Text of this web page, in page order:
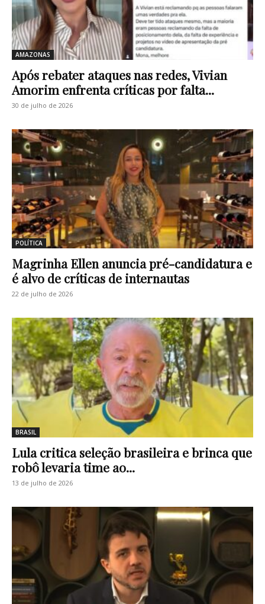
AMAZONAS
Após rebater ataques nas redes, Vivian
Amorim enfrenta críticas por falta...
30 de julho de 2026
POLÍTICA
Magrinha Ellen anuncia pré-candidatura e
é alvo de críticas de internautas
22 de julho de 2026
BRASIL
Lula critica seleção brasileira e brinca que
robô levaria time ao...
13 de julho de 2026